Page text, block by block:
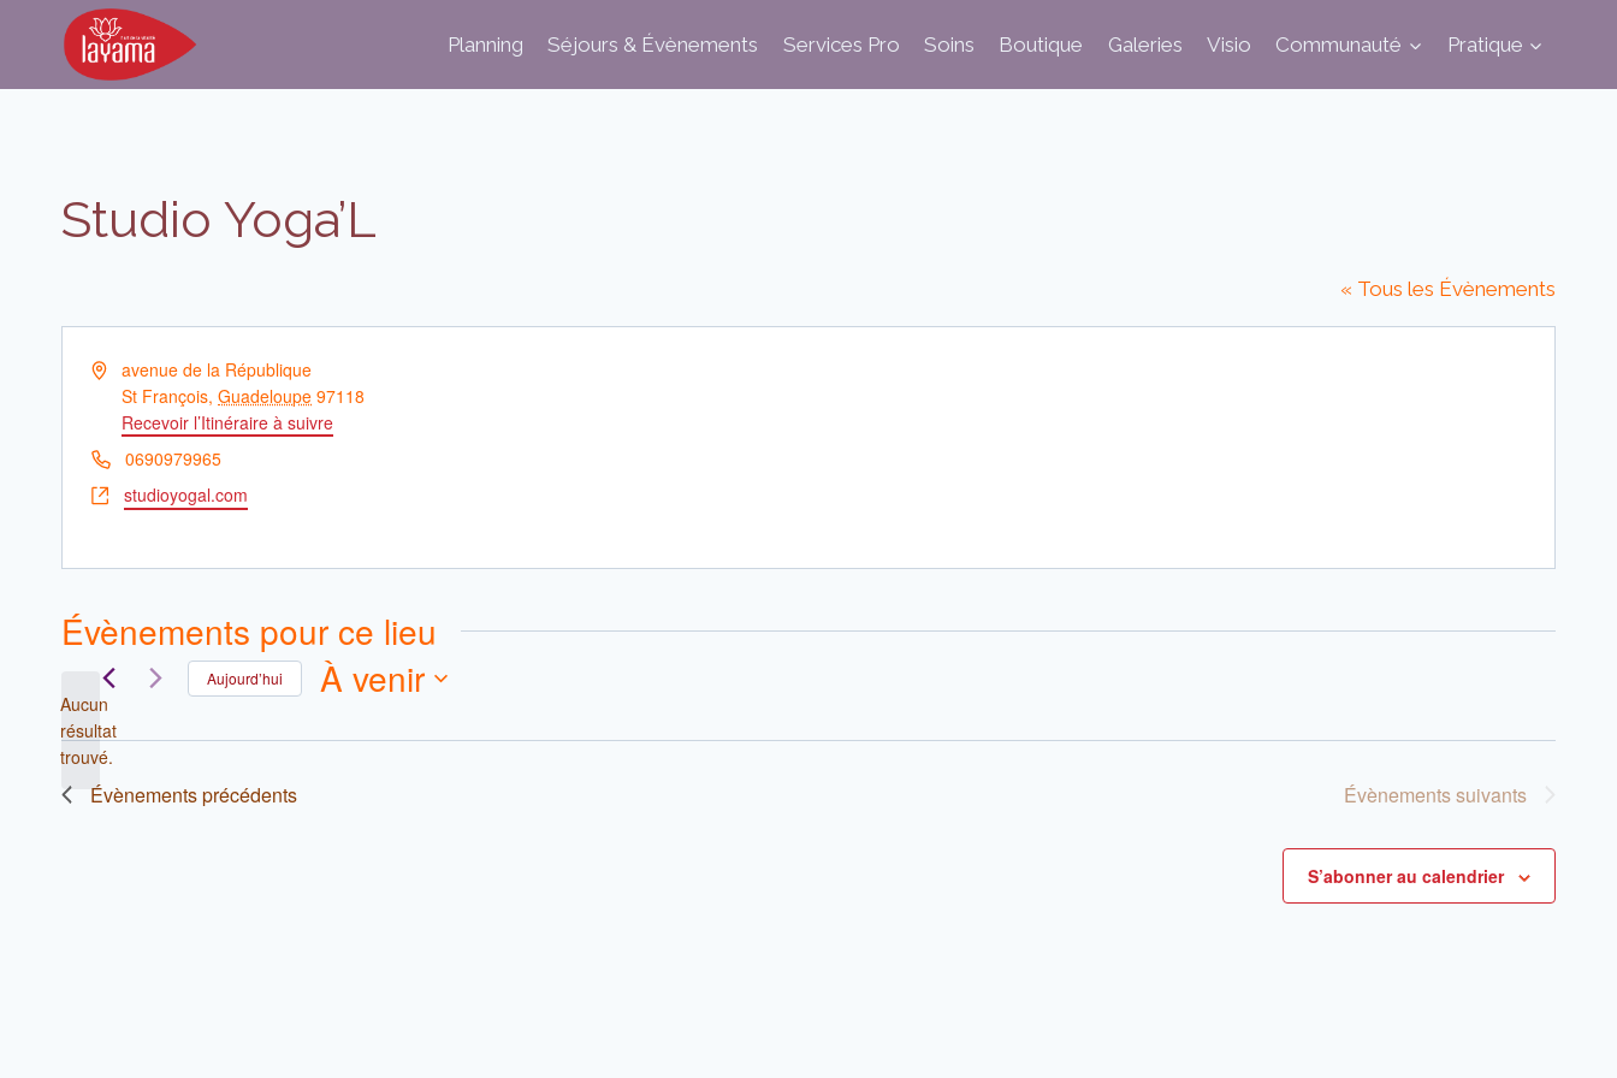
Planning Séjours & Évènements Services Pro Soins Boutique Galeries Visio Communauté Pratique
Studio Yoga’L
« Tous les Évènements
Adresseavenue de la République
St François, Guadeloupe 97118
Recevoir l’Itinéraire à suivre
Téléphone
0690979965
Site
studioyogal.com
Évènements pour ce lieu
Notice
Aucun
résultat
trouvé.
Aujourd’hui À venir
une
Évènementsprécédents Évènementssuivants
S’abonner au calendrier